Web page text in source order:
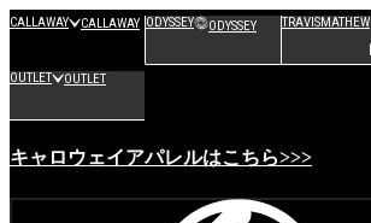
CALLAWAY CALLAWAY ODYSSEY ODYSSEY TRAVISMATHEW
OUTLET OUTLET
キャロウェイアパレルはこちら>>>